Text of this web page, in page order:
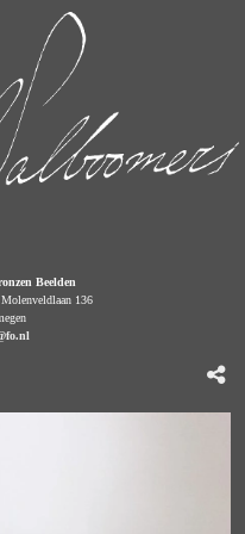
Beelden
136